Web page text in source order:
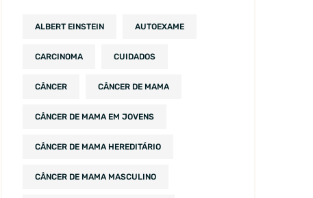
ALBERT EINSTEIN AUTOEXAME
CARCINOMA CUIDADOS
CÂNCER CÂNCER DE MAMA
CÂNCER DE MAMA EM JOVENS
CÂNCER DE MAMA HEREDITÁRIO
CÂNCER DE MAMA MASCULINO